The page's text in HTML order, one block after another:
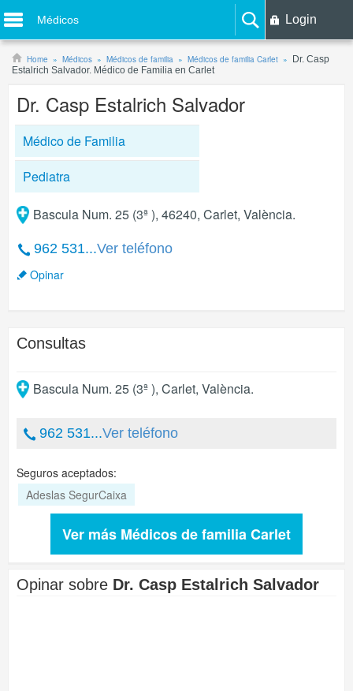
Médicos Login
Home Médicos Médicos de familia Médicos de familia Carlet
Dr. Casp
Estalrich Salvador. Médico de Familia en Carlet
Dr. Casp Estalrich Salvador
Médico de Familia
Pediatra
Bascula Num. 25 (3ª ), 46240, Carlet, València.
962 531...Ver teléfono
Opinar
Consultas
Bascula Num. 25 (3ª ), Carlet, València.
962 531...Ver teléfono
Seguros aceptados:
Adeslas SegurCaixa
Ver más Médicos de familia Carlet
Opinar sobre Dr. Casp Estalrich Salvador